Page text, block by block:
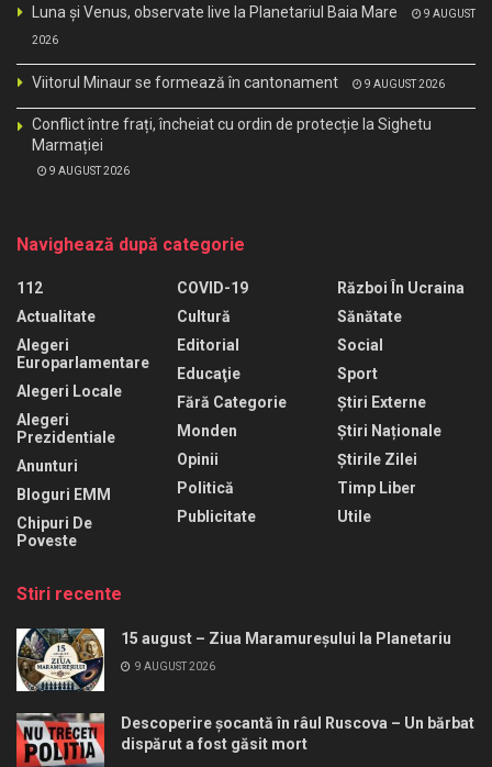
Luna și Venus, observate live la Planetariul Baia Mare 9 AUGUST
2026
Viitorul Minaur se formează în cantonament 9 AUGUST 2026
Conflict între frați, încheiat cu ordin de protecție la Sighetu
Marmației
9 AUGUST 2026
Navighează după categorie
112
Actualitate
Alegeri
Europarlamentare
Alegeri Locale
Alegeri
Prezidentiale
Anunturi
Bloguri EMM
Chipuri De
Poveste
COVID-19
Cultură
Editorial
Educaţie
Fără Categorie
Monden
Opinii
Politică
Publicitate
Război În Ucraina
Sănătate
Social
Sport
Știri Externe
Știri Naționale
Știrile Zilei
Timp Liber
Utile
Stiri recente
15 august – Ziua Maramureșului la Planetariu
9 AUGUST 2026
Descoperire șocantă în râul Ruscova – Un bărbat
dispărut a fost găsit mort